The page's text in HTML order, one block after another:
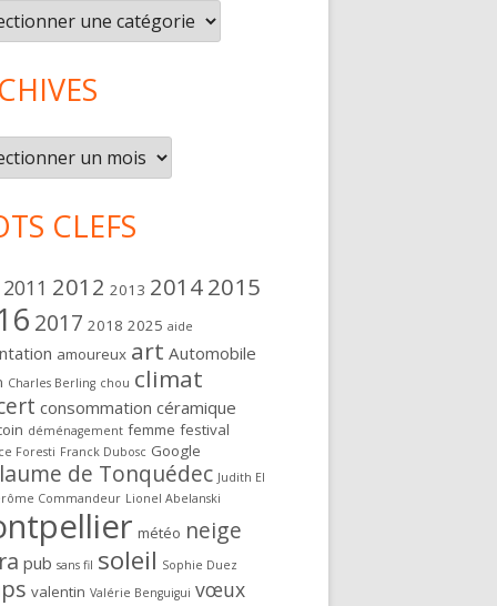
CLEFS
2011 2012 2013 20142015
2017 2018 2025 aide
amoureux art Automobile
Charles Berling chou climat
consommation céramique
déménagement femme festival
Foresti Franck Dubosc Google
de Tonquédec Judith El
Commandeur Lionel Abelanski
météo neige
pub sans fil soleil Sophie Duez
valentin Valérie Benguigui vœux